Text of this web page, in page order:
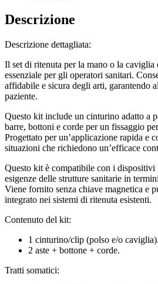
Descrizione
Descrizione dettagliata:
Il set di ritenuta per la mano o la
essenziale per gli operatori sanitari.
affidabile e sicura degli arti, garantendo
paziente.
Questo kit include un cinturino adatto a
barre, bottoni e corde per un fissaggio
Progettato per un’applicazione rapida e
situazioni che richiedono un’efficace
Questo kit è compatibile con i dispositivi
esigenze delle strutture sanitarie in
Viene fornito senza chiave magnetica e
integrato nei sistemi di ritenuta esistenti.
Contenuto del kit:
1 cinturino/clip (polso e/o caviglia).
2 aste + bottone + corde.
Tratti somatici: